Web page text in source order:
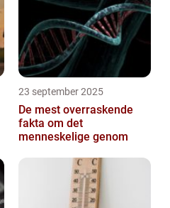
23 september 2025
De mest overraskende
fakta om det
menneskelige genom